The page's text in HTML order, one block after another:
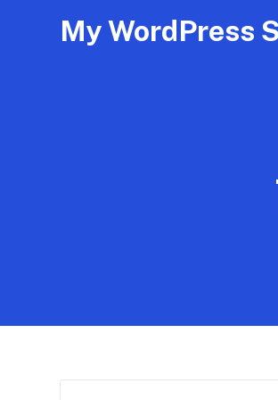
My WordPress